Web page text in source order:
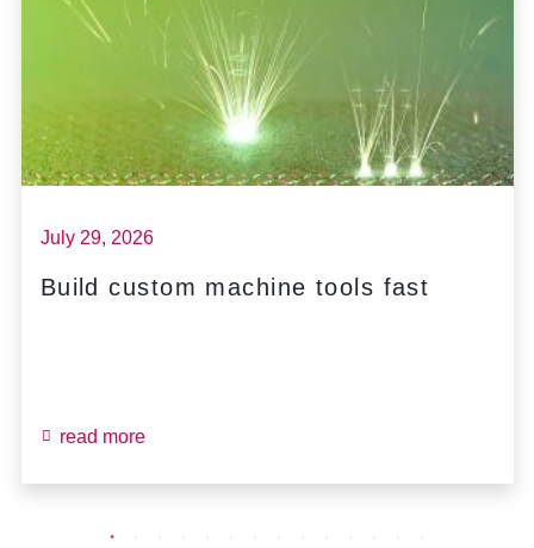
July 29, 2026
Build custom machine tools fast
read more